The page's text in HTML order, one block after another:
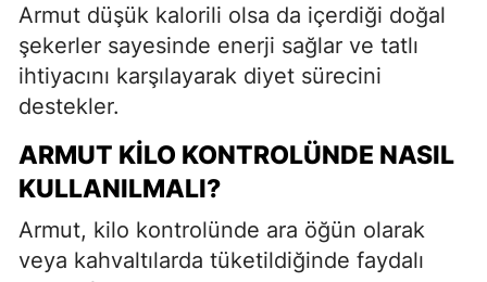
Armut düşük kalorili olsa da içerdiği doğal
şekerler sayesinde enerji sağlar ve tatlı
ihtiyacını karşılayarak diyet sürecini
destekler.
ARMUT KILO KONTROLÜNDE NASIL
KULLANILMALI?
Armut, kilo kontrolünde ara öğün olarak
veya kahvaltılarda tüketildiğinde faydalı